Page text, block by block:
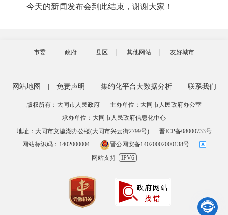

今天的新闻发布会到此结束，谢谢大家！
市委 政府 县区 其他网站 友好城市
网站地图 | 免责声明 | 集约化平台大数据分析 | 联系我们
版权所有：大同市人民政府
主办单位：大同市人民政府办公室
承办单位：大同市人民政府信息化中心
地址：大同市文瀛湖办公楼(大同市兴云街2799号)
晋ICP备08000733号
网站标识码：1402000004
晋公网安备14020002000138号
网站支持
IPV6